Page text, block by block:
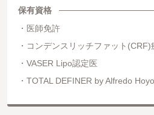
保有資格
医師免許
コンデンスリッチファット(CRF)
VASER Lipo認定医
TOTAL DEFINER by Alfredo